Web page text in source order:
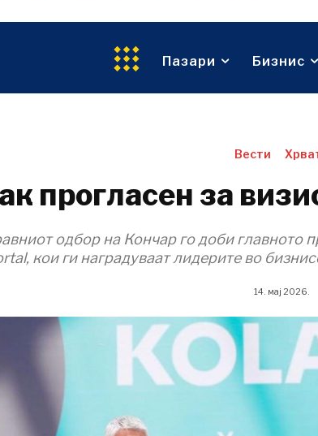
Животна средина
FMCG
Трговија
За нас Огласување
Пазари Бизнис
Вести
прогласен за
одбор на Кончар го доби главното
кои ги наградуваат лидерите во
14. мај 2026.